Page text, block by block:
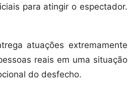
para atingir o espectador.
atuações extremamente
reais em uma situação
do desfecho.